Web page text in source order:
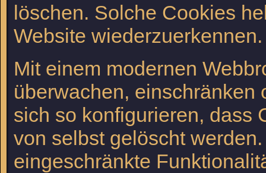
löschen. Solche Cookies
Website wiederzuerkennen.
Mit einem modernen
überwachen, einschränken
sich so konfigurieren, dass
von selbst gelöscht
eingeschränkte